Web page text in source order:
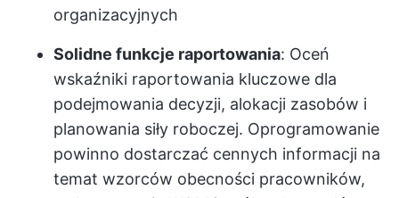
organizacyjnych
Solidne funkcje raportowania: Oceń
wskaźniki raportowania kluczowe dla
podejmowania decyzji, alokacji zasobów i
planowania siły roboczej. Oprogramowanie
powinno dostarczać cennych informacji na
temat wzorców obecności pracowników,